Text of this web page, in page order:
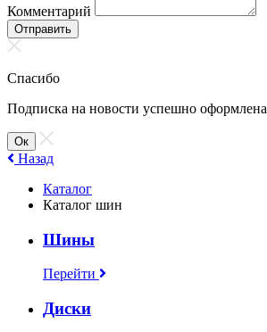
Комментарий
Отправить
Спасибо
Подписка на новости успешно оформлена
Ок
Назад
Каталог
Каталог шин
Шины
Перейти
Диски